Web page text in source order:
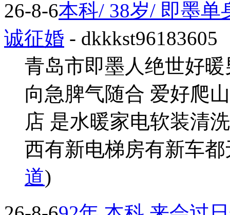
26-8-6本科/ 38岁/ 即墨
诚征婚 - dkkkst96183605
青岛市即墨人绝世好
向急脾气随合 爱好爬
店 是水暖家电软装清
西有新电梯房有新车
道)